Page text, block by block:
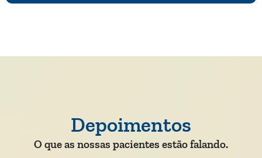
Depoimentos
O que as nossas pacientes estão falando.